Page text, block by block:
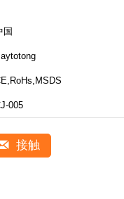
国
005
接触